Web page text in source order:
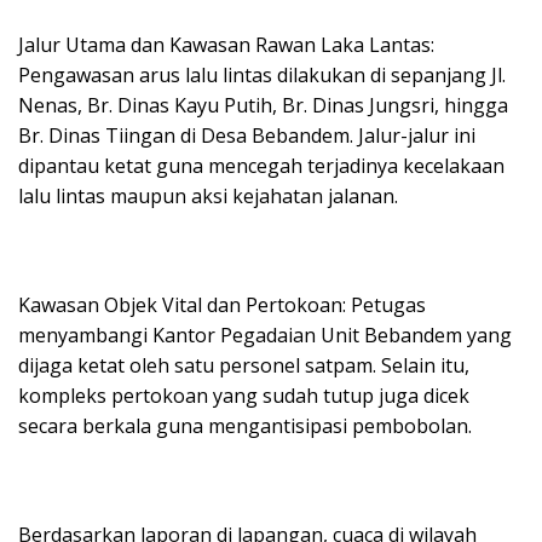
​Jalur Utama dan Kawasan Rawan Laka Lantas:
Pengawasan arus lalu lintas dilakukan di sepanjang Jl.
Nenas, Br. Dinas Kayu Putih, Br. Dinas Jungsri, hingga
Br. Dinas Tiingan di Desa Bebandem. Jalur-jalur ini
dipantau ketat guna mencegah terjadinya kecelakaan
lalu lintas maupun aksi kejahatan jalanan.
​Kawasan Objek Vital dan Pertokoan: Petugas
menyambangi Kantor Pegadaian Unit Bebandem yang
dijaga ketat oleh satu personel satpam. Selain itu,
kompleks pertokoan yang sudah tutup juga dicek
secara berkala guna mengantisipasi pembobolan.
​Berdasarkan laporan di lapangan, cuaca di wilayah